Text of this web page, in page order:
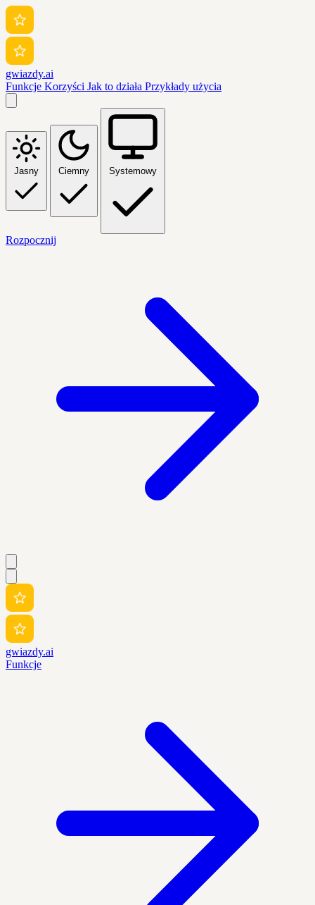
gwiazdy.ai
Funkcje Korzyści Jak to działa Przykłady użycia
Jasny Ciemny Systemowy
Rozpocznij
gwiazdy.ai
Funkcje